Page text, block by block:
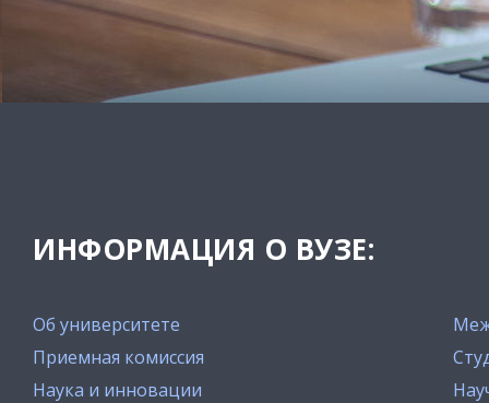
ИНФОРМАЦИЯ О ВУЗЕ:
Об университете
Приемная комиссия
Наука и инновации